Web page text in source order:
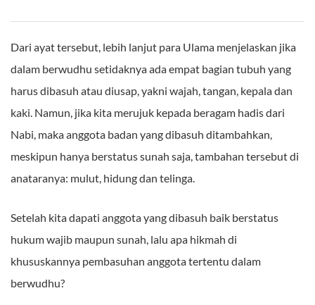
Dari ayat tersebut, lebih lanjut para Ulama menjelaskan jika
dalam berwudhu setidaknya ada empat bagian tubuh yang
harus dibasuh atau diusap, yakni wajah, tangan, kepala dan
kaki. Namun, jika kita merujuk kepada beragam hadis dari
Nabi, maka anggota badan yang dibasuh ditambahkan,
meskipun hanya berstatus sunah saja, tambahan tersebut di
anataranya: mulut, hidung dan telinga.
Setelah kita dapati anggota yang dibasuh baik berstatus
hukum wajib maupun sunah, lalu apa hikmah di
khususkannya pembasuhan anggota tertentu dalam
berwudhu?